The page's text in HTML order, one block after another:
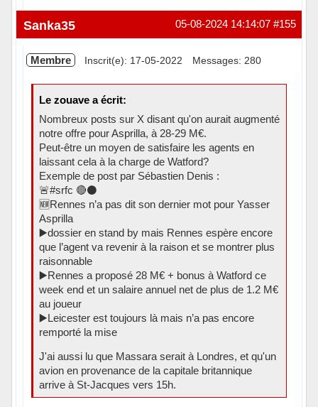
Hors ligne #155
05-08-2024 14:14:07
Sanka35
Membre Inscrit(e): 17-05-2022 Messages: 280
Le zouave a écrit:
Nombreux posts sur X disant qu'on aurait augmenté
notre offre pour Asprilla, à 28-29 M€.
Peut-être un moyen de satisfaire les agents en
laissant cela à la charge de Watford?
Exemple de post par Sébastien Denis :
🚨#srfc 🔴⚫️
🆕Rennes n’a pas dit son dernier mot pour Yasser
Asprilla
▶️dossier en stand by mais Rennes espère encore
que l’agent va revenir à la raison et se montrer plus
raisonnable
▶️Rennes a proposé 28 M€ + bonus à Watford ce
week end et un salaire annuel net de plus de 1.2 M€
au joueur
▶️Leicester est toujours là mais n’a pas encore
remporté la mise
J'ai aussi lu que Massara serait à Londres, et qu'un
avion en provenance de la capitale britannique
arrive à St-Jacques vers 15h.